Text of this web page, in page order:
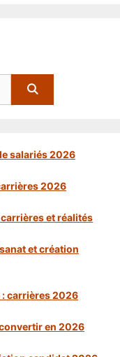
salariés 2026
2026
et réalités
et création
: carrières 2026
en 2026